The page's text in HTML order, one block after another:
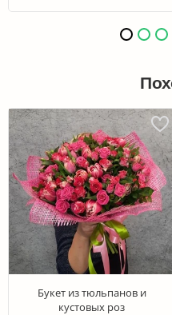
Букет из тюльпанов и
кустовых роз